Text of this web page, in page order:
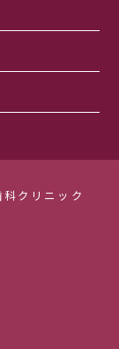
クリニック